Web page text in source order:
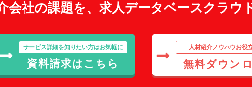
会社の課題を、求人データベースクラウ
サービス詳細を知りたい方はお気軽に
資料請求はこちら
人材紹介ノウハウお役
無料ダウン